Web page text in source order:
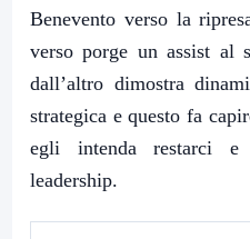
Benevento verso la
verso porge un assist al
dall’altro dimostra
strategica e questo fa
egli intenda restarci
leadership.